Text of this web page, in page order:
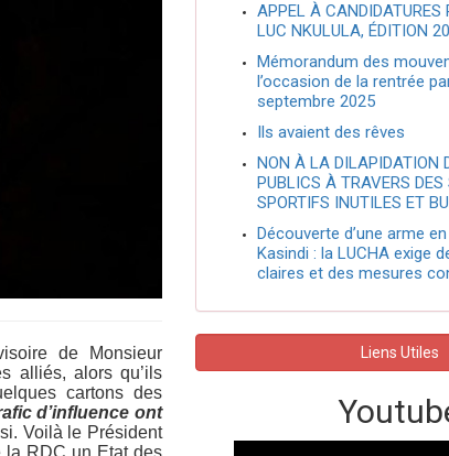
de Monsieur
alliés, alors qu’ils
cartons des
d’influence ont
Voilà le Président
APPEL À CANDIDATURES
LUC NKULULA, ÉDITION
Mémorandum des
l’occasion de la rentrée
septembre 2025
Ils avaient des rêves
NON À LA DILAPIDATION
PUBLICS À TRAVERS DES
SPORTIFS INUTILES ET
Découverte d’une arme
Kasindi : la LUCHA exige
claires et des mesures
Liens Utiles